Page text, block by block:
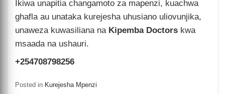
Ikiwa unapitia changamoto za mapenzi, kuachwa
ghafla au unataka kurejesha uhusiano uliovunjika,
unaweza kuwasiliana na Kipemba Doctors kwa
msaada na ushauri.
+254708798256
Posted in Kurejesha Mpenzi